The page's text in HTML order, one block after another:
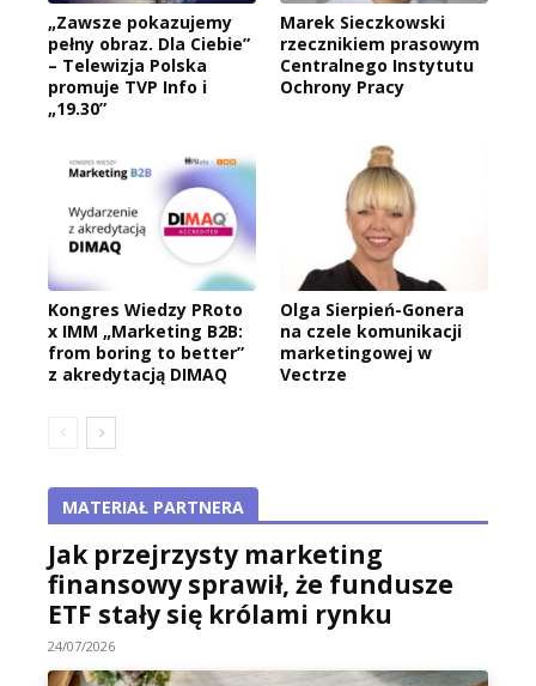
„Zawsze pokazujemy
pełny obraz. Dla Ciebie”
– Telewizja Polska
promuje TVP Info i
„19.30”
Marek Sieczkowski
rzecznikiem prasowym
Centralnego Instytutu
Ochrony Pracy
Kongres Wiedzy PRoto
x IMM „Marketing B2B:
from boring to better”
z akredytacją DIMAQ
Olga Sierpień-Gonera
na czele komunikacji
marketingowej w
Vectrze
MATERIAŁ PARTNERA
Jak przejrzysty marketing
finansowy sprawił, że fundusze
ETF stały się królami rynku
24/07/2026